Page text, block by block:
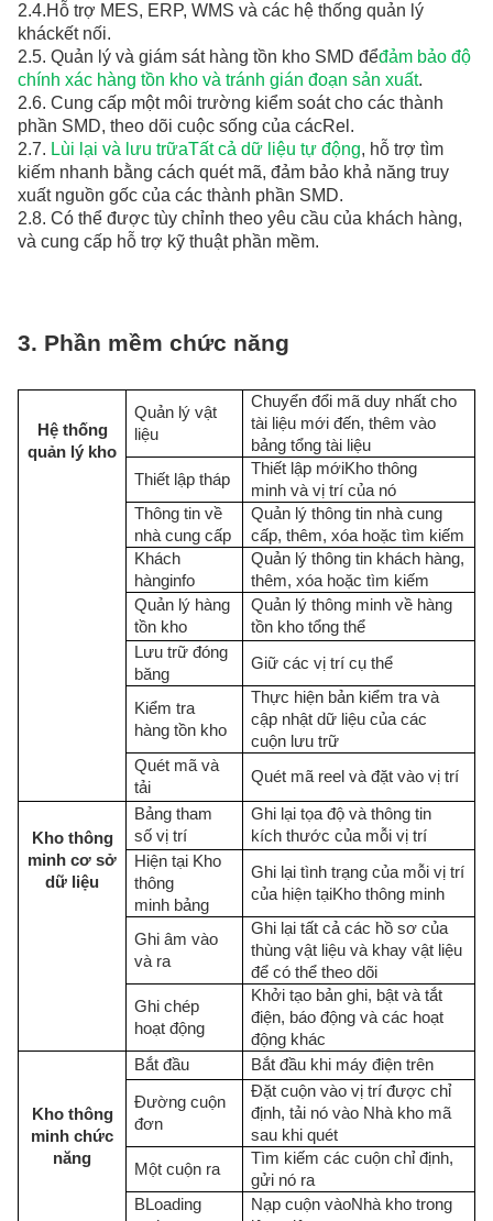
2.4.Hỗ trợ MES, ERP, WMS và các hệ thống quản lý
kháckết nối.
2.5. Quản lý và giám sát hàng tồn kho SMD đểđảm bảo độ
chính xác hàng tồn kho và tránh gián đoạn sản xuất.
2.6. Cung cấp một môi trường kiểm soát cho các thành
phần SMD, theo dõi cuộc sống của cácRel.
2.7. Lùi lại và lưu trữaTất cả dữ liệu tự động, hỗ trợ tìm
kiếm nhanh bằng cách quét mã, đảm bảo khả năng truy
xuất nguồn gốc của các thành phần SMD.
2.8. Có thể được tùy chỉnh theo yêu cầu của khách hàng,
và cung cấp hỗ trợ kỹ thuật phần mềm.
3. Phần mềm chức năng
Hệ thống
quản lý kho
Quản lý vật
liệu
Chuyển đổi mã duy nhất cho
tài liệu mới đến, thêm vào
bảng tổng tài liệu
Thiết lập tháp
Thiết lập mớiKho thông
minh và vị trí của nó
Thông tin về
nhà cung cấp
Quản lý thông tin nhà cung
cấp, thêm, xóa hoặc tìm kiếm
Khách
hànginfo
Quản lý thông tin khách hàng,
thêm, xóa hoặc tìm kiếm
Quản lý hàng
tồn kho
Quản lý thông minh về hàng
tồn kho tổng thể
Lưu trữ đóng
băng
Giữ các vị trí cụ thể
Kiểm tra
hàng tồn kho
Thực hiện bản kiểm tra và
cập nhật dữ liệu của các
cuộn lưu trữ
Quét mã và
tải
Quét mã reel và đặt vào vị trí
Kho thông
minh cơ sở
dữ liệu
Bảng tham
số vị trí
Ghi lại tọa độ và thông tin
kích thước của mỗi vị trí
Hiện tại Kho
thông
minh bảng
Ghi lại tình trạng của mỗi vị trí
của hiện tạiKho thông minh
Ghi âm vào
và ra
Ghi lại tất cả các hồ sơ của
thùng vật liệu và khay vật liệu
để có thể theo dõi
Ghi chép
hoạt động
Khởi tạo bản ghi, bật và tắt
điện, báo động và các hoạt
động khác
Kho thông
minh chức
năng
Bắt đầu Bắt đầu khi máy điện trên
Đường cuộn
đơn
Đặt cuộn vào vị trí được chỉ
định, tải nó vào Nhà kho mã
sau khi quét
Một cuộn ra
Tìm kiếm các cuộn chỉ định,
gửi nó ra
BLoading
Nạp cuộn vàoNhà kho trong